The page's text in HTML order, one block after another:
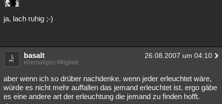
ja, lach ruhig ;-)
basalt 26.08.2007 um 04:10
ehemaliges Mitglied
aber wenn ich so drüber nachdenke. wenn jeder erleuchtet wäre,
würde es nicht mehr auffallen das jemand erleuchtet ist. ergo gäbe
es eine andere art der erleuchtung die jemand zu finden hofft.